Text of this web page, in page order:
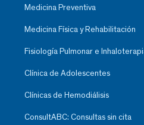
Medicina Preventiva
Medicina Física y Rehabilitación
Fisiología Pulmonar e
Clínica de Adolescentes
Clínicas de Hemodiálisis
ConsultABC: Consultas sin cita